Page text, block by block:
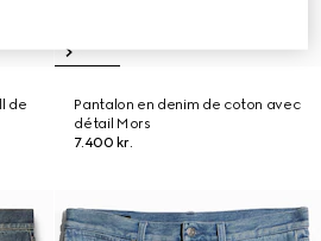
de
Pantalon en denim de coton avec
détail Mors
7.400 kr.